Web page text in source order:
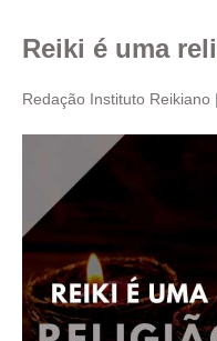
Reiki é uma
Redação Instituto Reikiano |